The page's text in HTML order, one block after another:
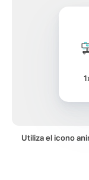
Utiliza el icono